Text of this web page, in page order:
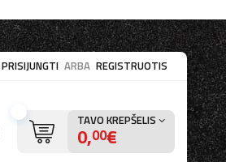
PRISIJUNGTI ARBA REGISTRUOTIS
TAVO KREPŠELIS
0,00€